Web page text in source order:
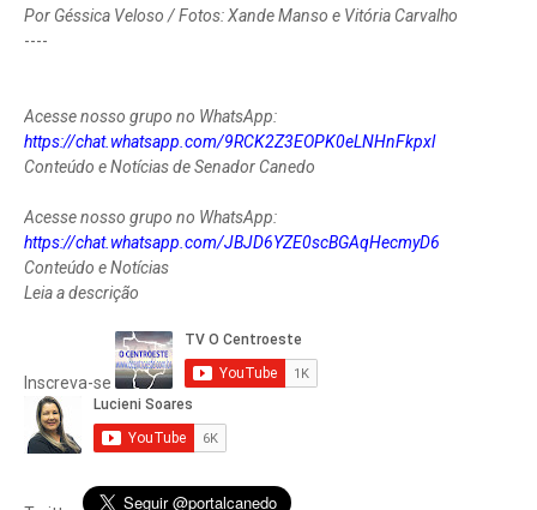
Por Géssica Veloso / Fotos: Xande Manso e Vitória Carvalho
----
Acesse nosso grupo no WhatsApp:
https://chat.whatsapp.com/9RCK2Z3EOPK0eLNHnFkpxl
Conteúdo e Notícias de Senador Canedo
Acesse nosso grupo no WhatsApp:
https://chat.whatsapp.com/JBJD6YZE0scBGAqHecmyD6
Conteúdo e Notícias
Leia a descrição
Inscreva-se